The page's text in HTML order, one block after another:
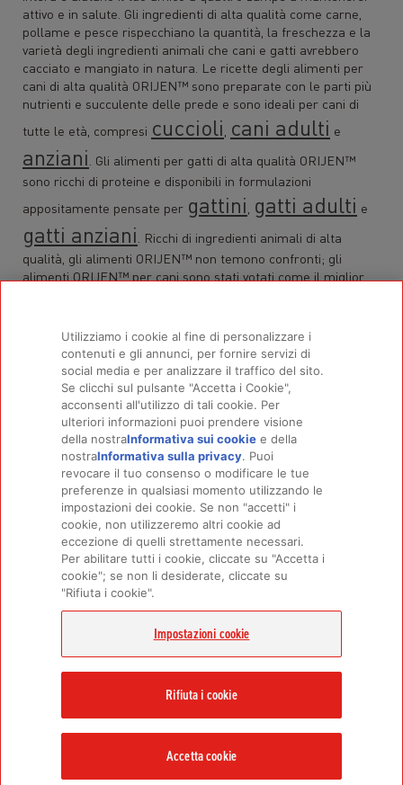
attivo e in salute. Gli ingredienti di alta qualità come carne,
pollame e pesce rispecchiano la quantità, la freschezza e la
varietà degli ingredienti animali che cani e gatti avrebbero
cacciato e mangiato in natura. Le ricette degli alimenti per
cani di alta qualità ORIJEN™ sono preparate con le parti più
nutrienti e succulente delle prede e sono ideali per cani di
tutte le età, compresi cuccioli cani adulti e
anziani . Gli alimenti per gatti di alta qualità ORIJEN™
sono ricchi di proteine e disponibili in formulazioni
appositamente pensate per gattini gatti adulti e
gatti anziani
. Ricchi di ingredienti animali di alta
qualità, gli alimenti ORIJEN™ non temono confronti; gli
alimenti ORIJEN™ per cani sono stati votati come il miglior
*La refrigerazione è il solo metodo di conservazione che
utilizziamo per i nostri ingredienti freschi. Congeliamo i nostri
ingredienti crudi quando sono ancora freschissimi.
PRODOTTI
Per gatti
SCOPRI DI PIÙ
Chi siamo
FAQ
LINK CORRELATI
Informativa sulla privacy
Utilizziamo i cookie al fine di personalizzare i
contenuti e gli annunci, per fornire servizi di
social media e per analizzare il traffico del sito.
Se clicchi sul pulsante "Accetta i Cookie",
acconsenti all'utilizzo di tali cookie. Per
ulteriori informazioni puoi prendere visione
della nostraInformativa sui cookie (opens in a
new tab)
e della
nostraInformativa sulla privacy(opens in a new
tab)
. Puoi
revocare il tuo consenso o modificare le tue
preferenze in qualsiasi momento utilizzando le
impostazioni dei cookie. Se non "accetti" i
cookie, non utilizzeremo altri cookie ad
eccezione di quelli strettamente necessari.
Per abilitare tutti i cookie, cliccate su "Accetta i
cookie"; se non li desiderate, cliccate su
"Rifiuta i cookie".
Impostazioni cookie
Rifiuta i cookie
Accetta cookie